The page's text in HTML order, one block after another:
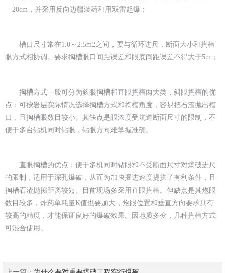
—20cm，并采用反向边疆装药和用双雷起爆；
槽口尺寸常在1.0～2.5m2之间，要与循环进尺，断面大小和掏槽
眼方式相协调。要求掏槽眼口间距误差和眼底间距误差不得大于5m；
掏槽方式一般可分为斜眼掏槽和直眼掏槽两大类，斜眼掏槽的优
点：可按岩层实际情况选择掏槽方式和掏槽角度，容易把石渣抛出槽
口，且掏槽眼数目较小。其缺点是眼浓度受坑道断面尺寸的限制，不
便于多台钻机同时钻眼，钻眼方向难掌握准确。
直眼掏槽的优点：便于多机同时钻眼和不受断面尺寸对爆破进尺
的限制，适用于深孔爆破，从而为加快掘进速度提拱了有利条件，且
掏槽石渣抛掷距离较短。目前现场多采用直眼掏槽。但缺点是其炮眼
数目较多，炸药单耗量K值也要加大，炮眼位置和垂直方向要求具有
较高的精度，才能保证良好的爆破效果。因地质多变，几种掏槽方式
可混合使用。